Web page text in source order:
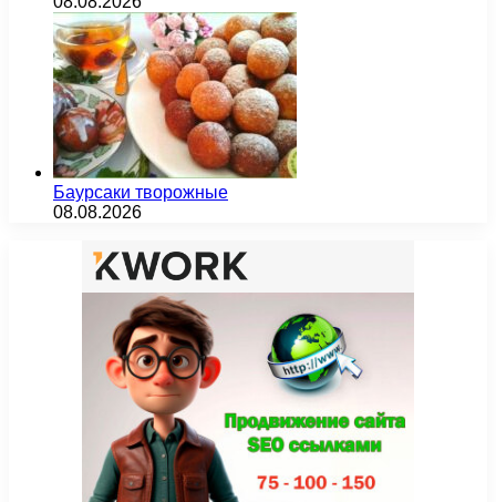
Баурсаки творожные
08.08.2026